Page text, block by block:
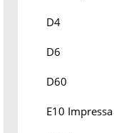
D4
D6
D60
E10 Impressa